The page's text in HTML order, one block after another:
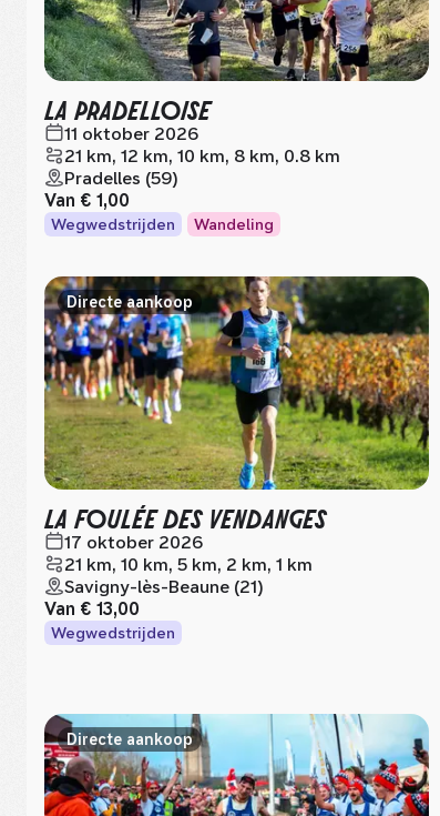
LA PRADELLOISE
11 oktober 2026
21 km, 12 km, 10 km, 8 km, 0.8 km
Pradelles (59)
Van € 1,00
Wegwedstrijden Wandeling
Directe aankoop
LA FOULÉE DES VENDANGES
17 oktober 2026
21 km, 10 km, 5 km, 2 km, 1 km
Savigny-lès-Beaune (21)
Van € 13,00
Wegwedstrijden
Directe aankoop